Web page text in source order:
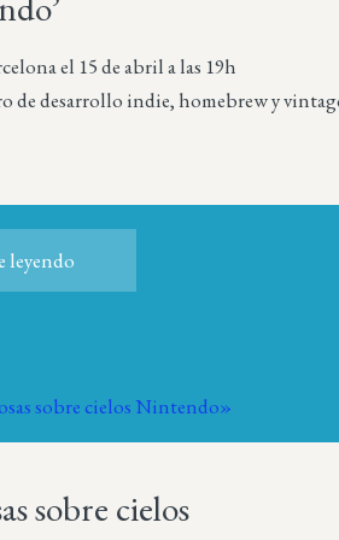
el 15 de abril a las 19h
de desarrollo indie, homebrew y
leyendo
sobre cielos